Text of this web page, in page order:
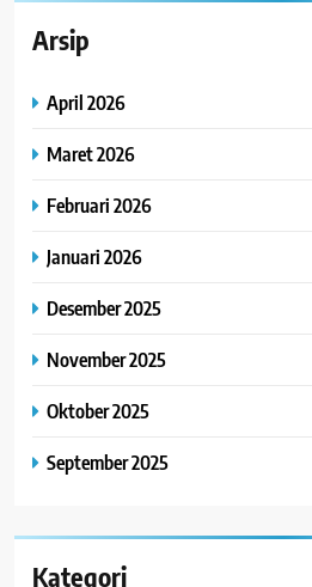
Arsip
April 2026
Maret 2026
Februari 2026
Januari 2026
Desember 2025
November 2025
Oktober 2025
September 2025
Kategori